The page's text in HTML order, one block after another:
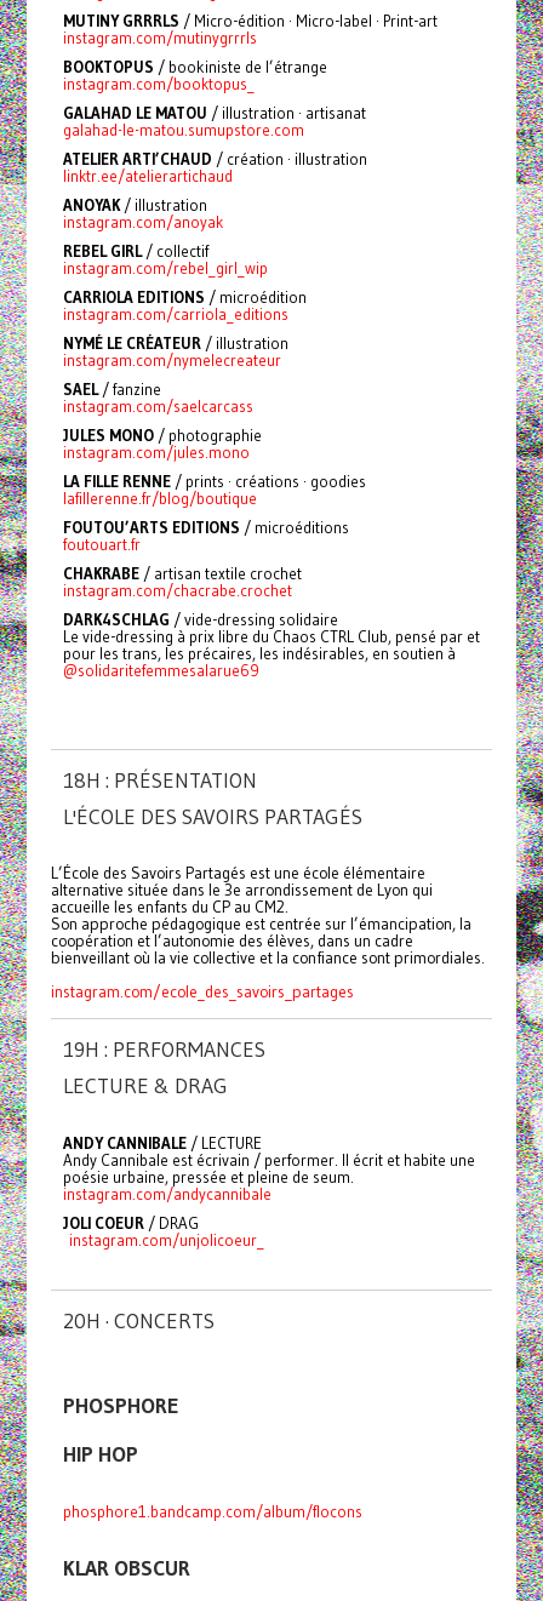
MUTINY GRRRLS / Micro-édition · Micro-label · Print-art
instagram.com/mutinygrrrls
BOOKTOPUS / bookiniste de l’étrange
instagram.com/booktopus_
GALAHAD LE MATOU / illustration · artisanat
galahad-le-matou.sumupstore.com
ATELIER ARTI’CHAUD / création · illustration
linktr.ee/atelierartichaud
ANOYAK/ illustration
instagram.com/anoyak
REBEL GIRL/ collectif
instagram.com/rebel_girl_wip
CARRIOLA EDITIONS / microédition
instagram.com/carriola_editions
NYMÉ LE CRÉATEUR/ illustration
instagram.com/nymelecreateur
SAEL/ fanzine
instagram.com/saelcarcass
JULES MONO/ photographie
instagram.com/jules.mono
LA FILLE RENNE/ prints · créations · goodies
lafillerenne.fr/blog/boutique
FOUTOU’ARTS EDITIONS / microéditions
foutouart.fr
CHAKRABE/ artisan textile crochet
instagram.com/chacrabe.crochet
DARK4SCHLAG / vide-dressing solidaire
Le vide-dressing à prix libre du Chaos CTRL Club, pensé par et
pour les trans, les précaires, les indésirables, en soutien à
@solidaritefemmesalarue69
18H : PRÉSENTATION
L'ÉCOLE DES SAVOIRS PARTAGÉS
L’École des Savoirs Partagés est une école élémentaire
alternative située dans le 3e arrondissement de Lyon qui
accueille les enfants du CP au CM2.
Son approche pédagogique est centrée sur l’émancipation, la
coopération et l’autonomie des élèves, dans un cadre
bienveillant où la vie collective et la confiance sont primordiales.
instagram.com/ecole_des_savoirs_partages
19H : PERFORMANCES
LECTURE & DRAG
ANDY CANNIBALE/ LECTURE
Andy Cannibale est écrivain / performer. Il écrit et habite une
poésie urbaine, pressée et pleine de seum.
instagram.com/andycannibale
JOLI COEUR/ DRAG
instagram.com/unjolicoeur_
20H · CONCERTS
PHOSPHORE
HIP HOP
phosphore1.bandcamp.com/album/flocons
KLAR OBSCUR